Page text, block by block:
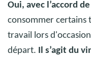
Crédit photo : @
Oui, avec l’accord
consommer certains
travail lors
départ. Il s’agit du